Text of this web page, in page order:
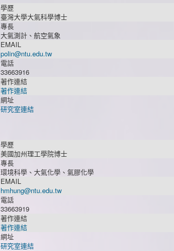
學歷
臺灣大學大氣科學博士
專長
大氣測計、航空氣象
EMAIL
polin@ntu.edu.tw
電話
33663916
著作連結
著作連結
網址
研究室連結
學歷
美國加州理工學院博士
專長
環境科學、大氣化學、氣膠化學
EMAIL
hmhung@ntu.edu.tw
電話
33663919
著作連結
著作連結
網址
研究室連結